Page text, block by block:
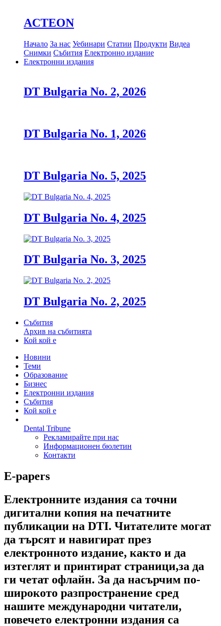
ACTEON
Начало За нас Уебинари Статии Продукти Видеа
Снимки Събития Електронно издание
Електронни издания
DT Bulgaria No. 2, 2026
DT Bulgaria No. 1, 2026
DT Bulgaria No. 5, 2025
DT Bulgaria No. 4, 2025
DT Bulgaria No. 3, 2025
DT Bulgaria No. 2, 2025
Събития
Архив на събитията
Кой кой е
Новини
Теми
Образование
Бизнес
Електронни издания
Събития
Кой кой е
Dental Tribune
Рекламирайте при нас
Информационен бюлетин
Контакти
E-papers
Електронните издания са точни
дигитални копия на печатните
публикации на DTI. Читателите могат
да търсят и навигират през
електронното издание, както и да
изтеглят и принтират страници,за да
ги четат офлайн. За да насърчим по-
широкото разпространение сред
нашите международни читатели,
повечето електронни издания са